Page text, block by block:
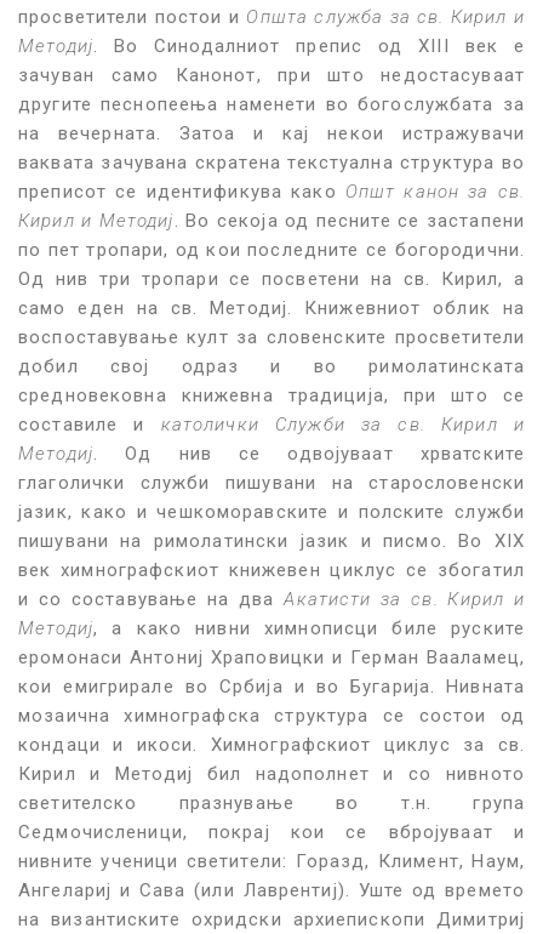
просветители постои и Општа служба за св. Кирил и
Методиј . Во Синодалниот препис од XIII век е
зачуван само Канонот, при што недостасуваат
другите песнопеења наменети во богослужбата за
на вечерната. Затоа и кај некои истражувачи
ваквата зачувана скратена текстуална структура во
преписот се идентификува како Општ канон за св.
Кирил и Методиј . Во секоја од песните се застапени
по пет тропари, од кои последните се богородични.
Од нив три тропари се посветени на св. Кирил, а
само еден на св. Методиј. Книжевниот облик на
воспоставување култ за словенските просветители
добил свој одраз и во римолатинската
средновековна книжевна традиција, при што се
составиле и католички Служби за св. Кирил и
Методиј . Од нив се одвојуваат хрватските
глаголички служби пишувани на старословенски
јазик, како и чешкоморавските и полските служби
пишувани на римолатински јазик и писмо. Во XIX
век химнографскиот книжевен циклус се збогатил
и со составување на дваАкатисти за св. Кирил и
Методиј, а како нивни химнописци биле руските
еромонаси Антониј Храповицки и Герман Вааламец,
кои емигрирале во Србија и во Бугарија. Нивната
мозаична химнографска структура се состои од
кондаци и икоси. Химнографскиот циклус за св.
Кирил и Методиј бил надополнет и со нивното
светителско празнување во т.н. група
Седмочисленици, покрај кои се вбројуваат и
нивните ученици светители: Горазд, Климент, Наум,
Ангелариј и Сава (или Лаврентиј). Уште од времето
на византиските охридски архиепископи Димитриј